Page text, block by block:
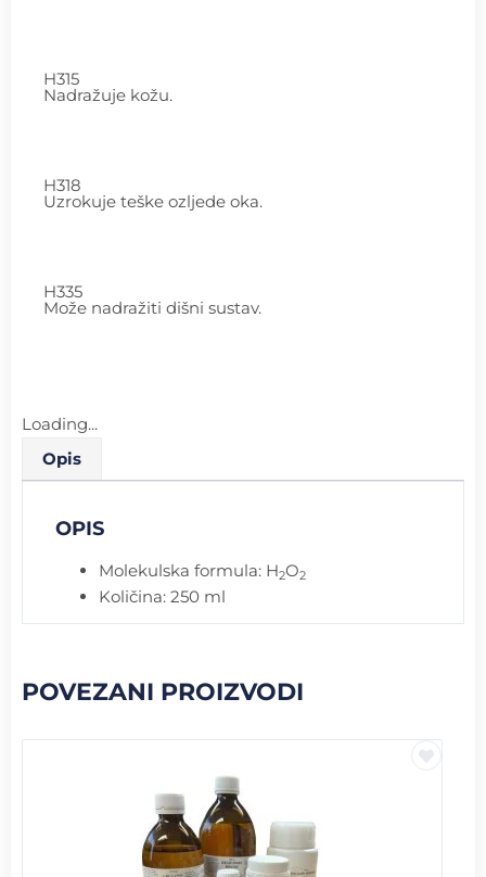
H315
Nadražuje kožu.
H318
Uzrokuje teške ozljede oka.
H335
Može nadražiti dišni sustav.
Loading...
Opis
OPIS
Molekulska formula: H2O2
Količina: 250 ml
POVEZANI PROIZVODI